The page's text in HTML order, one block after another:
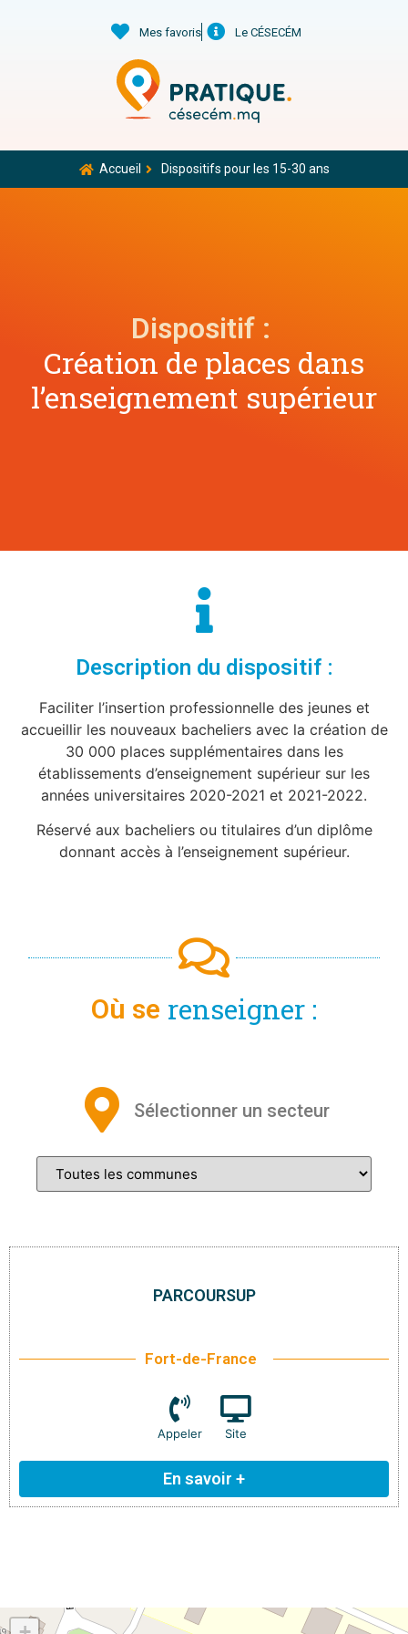
Mes favoris Le CÉSECÉM
Accueil Dispositifs pour les 15-30 ans
Dispositif :
Création de places dans
l’enseignement supérieur
Description du dispositif :
Faciliter l’insertion professionnelle des jeunes et
accueillir les nouveaux bacheliers avec la création de
30 000 places supplémentaires dans les
établissements d’enseignement supérieur sur les
années universitaires 2020-2021 et 2021-2022.
Réservé aux bacheliers ou titulaires d’un diplôme
donnant accès à l’enseignement supérieur.
Où se renseigner :
Sélectionner un secteur
PARCOURSUP
Fort-de-France
Appeler Site
En savoir +